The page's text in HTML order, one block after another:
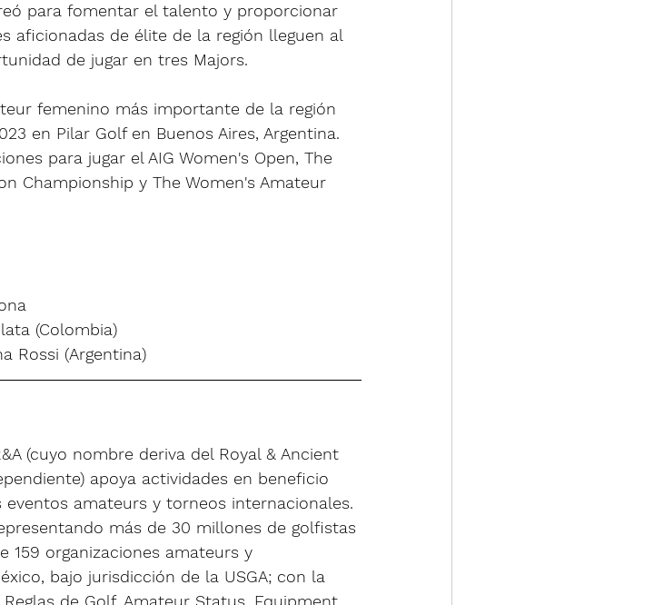
para fomentar el talento y proporcionar
aficionadas de élite de la región lleguen al
de jugar en tres Majors.
femenino más importante de la región
en Pilar Golf en Buenos Aires, Argentina.
para jugar el AIG Women's Open, The
Championship y The Women's Amateur
(Colombia)
Rossi (Argentina)
(cuyo nombre deriva del Royal & Ancient
apoya actividades en beneficio
amateurs y torneos internacionales.
más de 30 millones de golfistas
159 organizaciones amateurs y
bajo jurisdicción de la USGA; con la
de Golf, Amateur Status, Equipment